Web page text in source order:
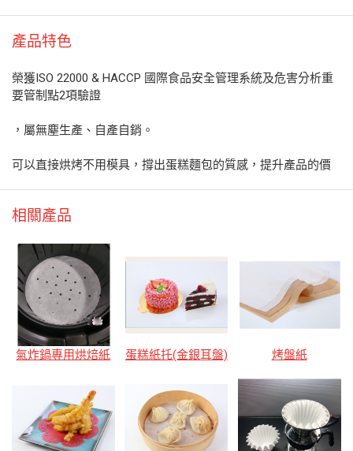
產品特色
榮獲ISO 22000 & HACCP 國際食品安全管理系統及危害分析重
要管制點2項驗證
，屬無塵生產、自產自銷。
可以直接烘烤不用模具，撐出蛋糕麵包的質感，提升產品的價
相關產品
氣炸鍋專用烘焙紙 蛋糕紙托(金銀耳盤) 烤盤紙